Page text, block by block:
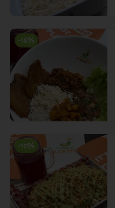
-16%
-10%